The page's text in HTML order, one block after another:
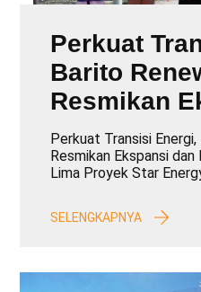
Perkuat
Barito
Resmikan
Lima
Energy
Perkuat Transisi
Resmikan Ekspansi
Lima Proyek Star
SELENGKAPNYA